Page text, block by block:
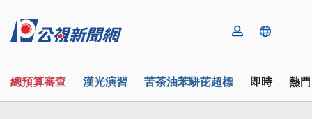
總預算審查 漢光演習 苦茶油苯駢芘超標 即時 熱